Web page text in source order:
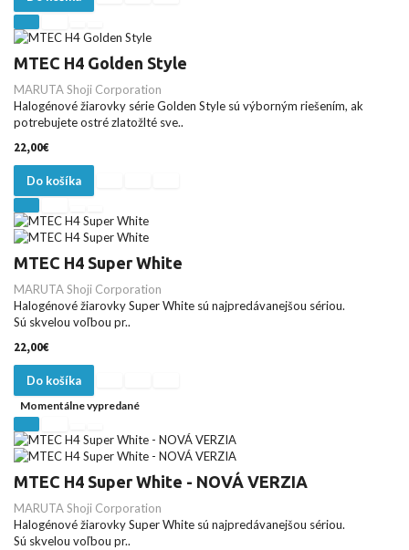
MTEC H4 Golden Style
MARUTA Shoji Corporation
Halogénové žiarovky série Golden Style sú výborným riešením, ak
potrebujete ostré zlatožlté sve..
22,00€
Do košíka
MTEC H4 Super White
MARUTA Shoji Corporation
Halogénové žiarovky Super White sú najpredávanejšou sériou.
Sú skvelou voľbou pr..
22,00€
Do košíka
Momentálne vypredané
MTEC H4 Super White - NOVÁ VERZIA
MARUTA Shoji Corporation
Halogénové žiarovky Super White sú najpredávanejšou sériou.
Sú skvelou voľbou pr..